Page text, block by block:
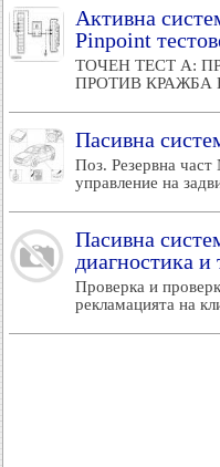
Активна
Pinpoint
ТОЧЕН ТЕСТ A:
ПРОТИВ КРАЖБА
Пасивна
Поз. Резервна
управление на
Пасивна
диагностика и
Проверка и
рекламацията на